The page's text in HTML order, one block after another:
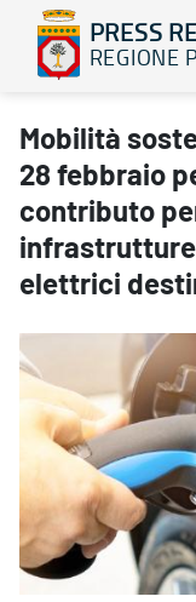
PRESS
REGIONE
Mobilità sostenibile,
Mobilità
28 febbraio
contributo
elettrici